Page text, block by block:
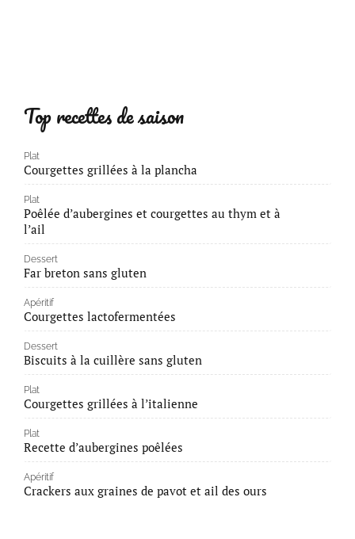
Top recettes de saison
Plat
Courgettes grillées à la plancha
Plat
Poêlée d’aubergines et courgettes au thym et à
l’ail
Dessert
Far breton sans gluten
Apéritif
Courgettes lactofermentées
Dessert
Biscuits à la cuillère sans gluten
Plat
Courgettes grillées à l’italienne
Plat
Recette d’aubergines poêlées
Apéritif
Crackers aux graines de pavot et ail des ours